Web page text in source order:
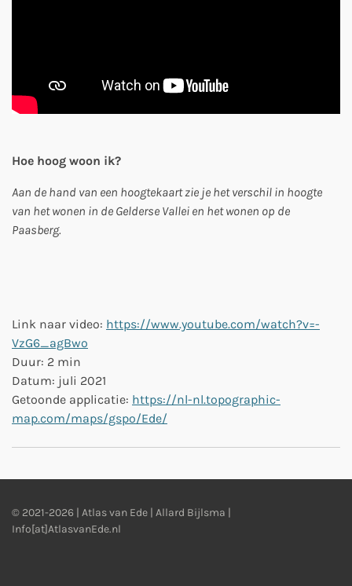
Hoe hoog woon ik?
Aan de hand van een hoogtekaart zie je het verschil in hoogte
van het wonen in de Gelderse Vallei en het wonen op de
Paasberg.
Link naar video: https://www.youtube.com/watch?v=-
VzG6_agBwo
Duur: 2 min
Datum: juli 2021
Getoonde applicatie: https://nl-nl.topographic-
map.com/maps/gspo/Ede/
© 2021-2026 | Atlas van Ede | Allard Bijlsma |
Info[at]AtlasvanEde.nl